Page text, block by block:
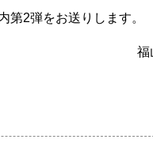
第2弾をお送りします。
ト装飾株